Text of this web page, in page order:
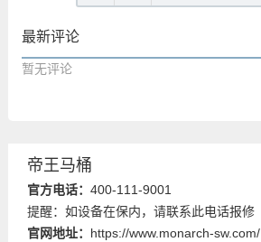
最新评论
暂无评论
帝王马桶
官方电话： 400-111-9001
提醒：如设备在保内，请联系此电话报修
官网地址： https://www.monarch-sw.com/